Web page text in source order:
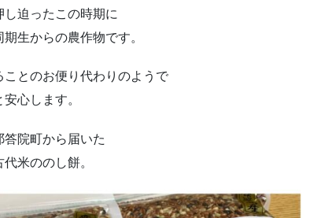
し迫ったこの時期に
生からの農作物です。
ことのお便り代わりのようで
心します。
答院町から届いた
米ののし餅。